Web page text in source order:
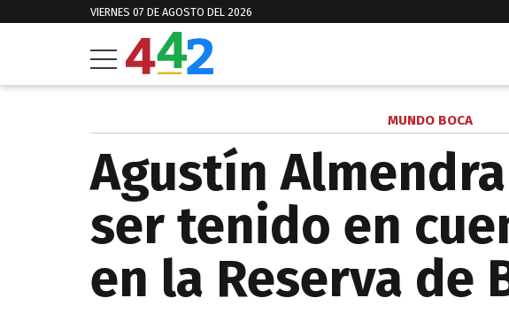
VIERNES 07 DE AGOSTO DEL 2026
MUNDO BOCA
Agustín
ser tenido en
en la Reserva de